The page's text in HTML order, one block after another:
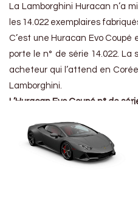
La Lamborghini Huracan n’a
les 14.022 exemplaires
C’est une Huracan Evo
porte le n° de série 14.022. La
acheteur qui l’attend en
Lamborghini.
L’Huracan Evo Coupé n° de